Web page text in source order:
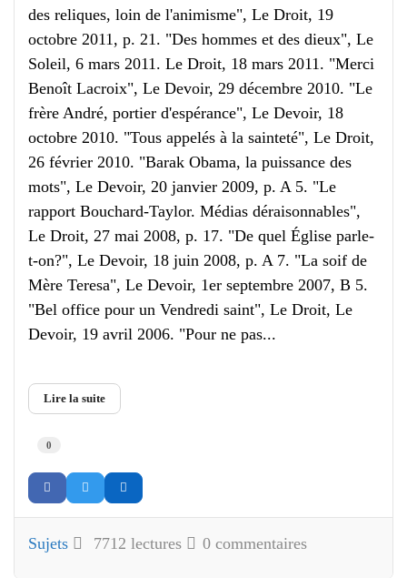
des reliques, loin de l'animisme", Le Droit, 19
octobre 2011, p. 21. "Des hommes et des dieux", Le
Soleil, 6 mars 2011. Le Droit, 18 mars 2011. "Merci
Benoît Lacroix", Le Devoir, 29 décembre 2010. "Le
frère André, portier d'espérance", Le Devoir, 18
octobre 2010. "Tous appelés à la sainteté", Le Droit,
26 février 2010. "Barak Obama, la puissance des
mots", Le Devoir, 20 janvier 2009, p. A 5. "Le
rapport Bouchard-Taylor. Médias déraisonnables",
Le Droit, 27 mai 2008, p. 17. "De quel Église parle-
t-on?", Le Devoir, 18 juin 2008, p. A 7. "La soif de
Mère Teresa", Le Devoir, 1er septembre 2007, B 5.
"Bel office pour un Vendredi saint", Le Droit, Le
Devoir, 19 avril 2006. "Pour ne pas...
Lire la suite
0
Sujets 7712 lectures 0 commentaires